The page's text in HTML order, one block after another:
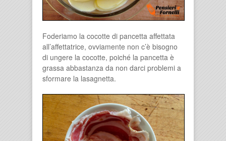
Foderiamo la cocotte di pancetta affettata
all’affettatrice, ovviamente non c’è bisogno
di ungere la cocotte, poiché la pancetta è
grassa abbastanza da non darci problemi a
sformare la lasagnetta.